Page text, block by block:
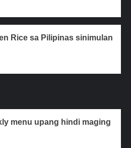
Rice sa Pilipinas sinimulan
menu upang hindi maging